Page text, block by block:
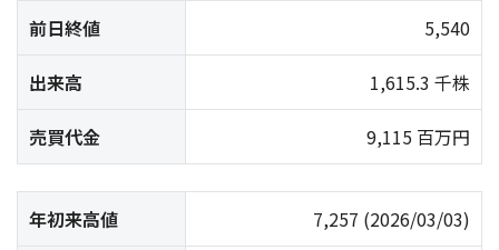
前日終値 5,540
出来高 1,615.3 千株
売買代金 9,115 百万円
年初来高値 7,257 (2026/03/03)